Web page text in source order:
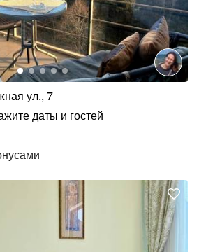
ул., 7
даты и гостей